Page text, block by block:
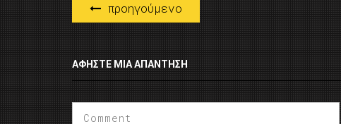
προηγούμενο
ΑΦΉΣΤΕ ΜΙΑ ΑΠΆΝΤΗΣΗ